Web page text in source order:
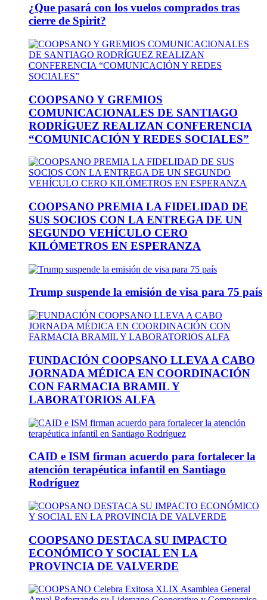
¿Que pasará con los vuelos comprados tras
cierre de Spirit?
COOPSANO Y GREMIOS
COMUNICACIONALES DE SANTIAGO
RODRÍGUEZ REALIZAN CONFERENCIA
“COMUNICACIÓN Y REDES SOCIALES”
COOPSANO PREMIA LA FIDELIDAD DE
SUS SOCIOS CON LA ENTREGA DE UN
SEGUNDO VEHÍCULO CERO
KILÓMETROS EN ESPERANZA
Trump suspende la emisión de visa para 75 país
FUNDACIÓN COOPSANO LLEVA A CABO
JORNADA MÉDICA EN COORDINACIÓN
CON FARMACIA BRAMIL Y
LABORATORIOS ALFA
CAID e ISM firman acuerdo para fortalecer la
atención terapéutica infantil en Santiago
Rodríguez
COOPSANO DESTACA SU IMPACTO
ECONÓMICO Y SOCIAL EN LA
PROVINCIA DE VALVERDE